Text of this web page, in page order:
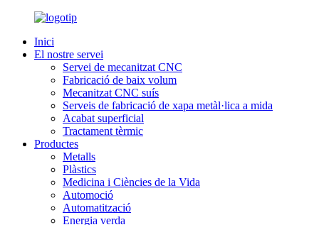
Inici
El nostre servei
Servei de mecanitzat CNC
Fabricació de baix volum
Mecanitzat CNC suís
Serveis de fabricació de xapa metàl·lica a mida
Acabat superficial
Tractament tèrmic
Productes
Metalls
Plàstics
Medicina i Ciències de la Vida
Automoció
Automatització
Energia verda